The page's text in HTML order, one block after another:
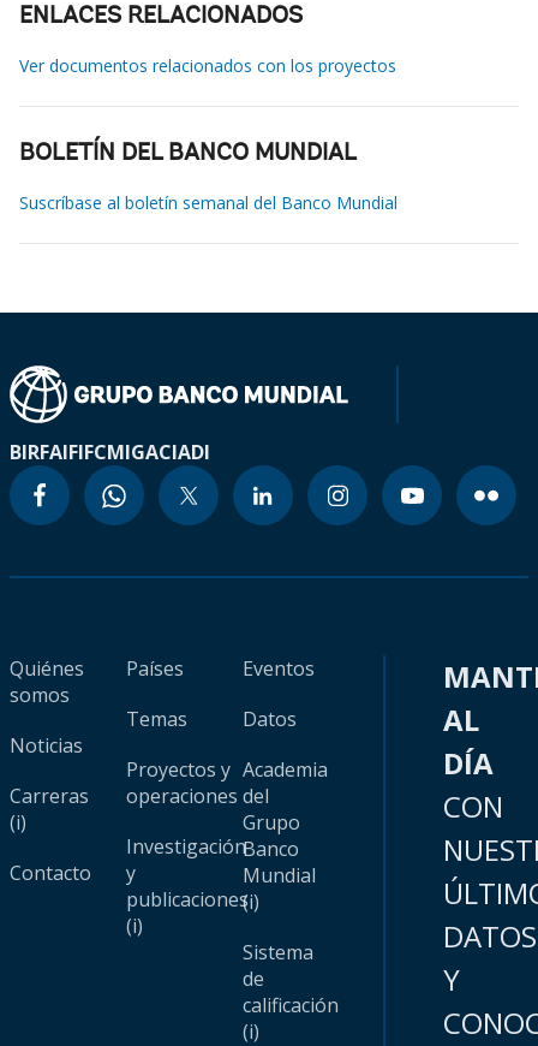
ENLACES RELACIONADOS
Ver documentos relacionados con los proyectos
BOLETÍN DEL BANCO MUNDIAL
Suscríbase al boletín semanal del Banco Mundial
BIRFAIFIFCMIGACIADI
Quiénes
somos
Noticias
Carreras
(i)
Contacto
Países
Temas
Proyectos y
operaciones
Investigación
y
publicaciones
(i)
Eventos
Datos
Academia
del
Grupo
Banco
Mundial
(i)
Sistema
de
calificación
(i)
AL
DÍA
CON
DATOS
Y